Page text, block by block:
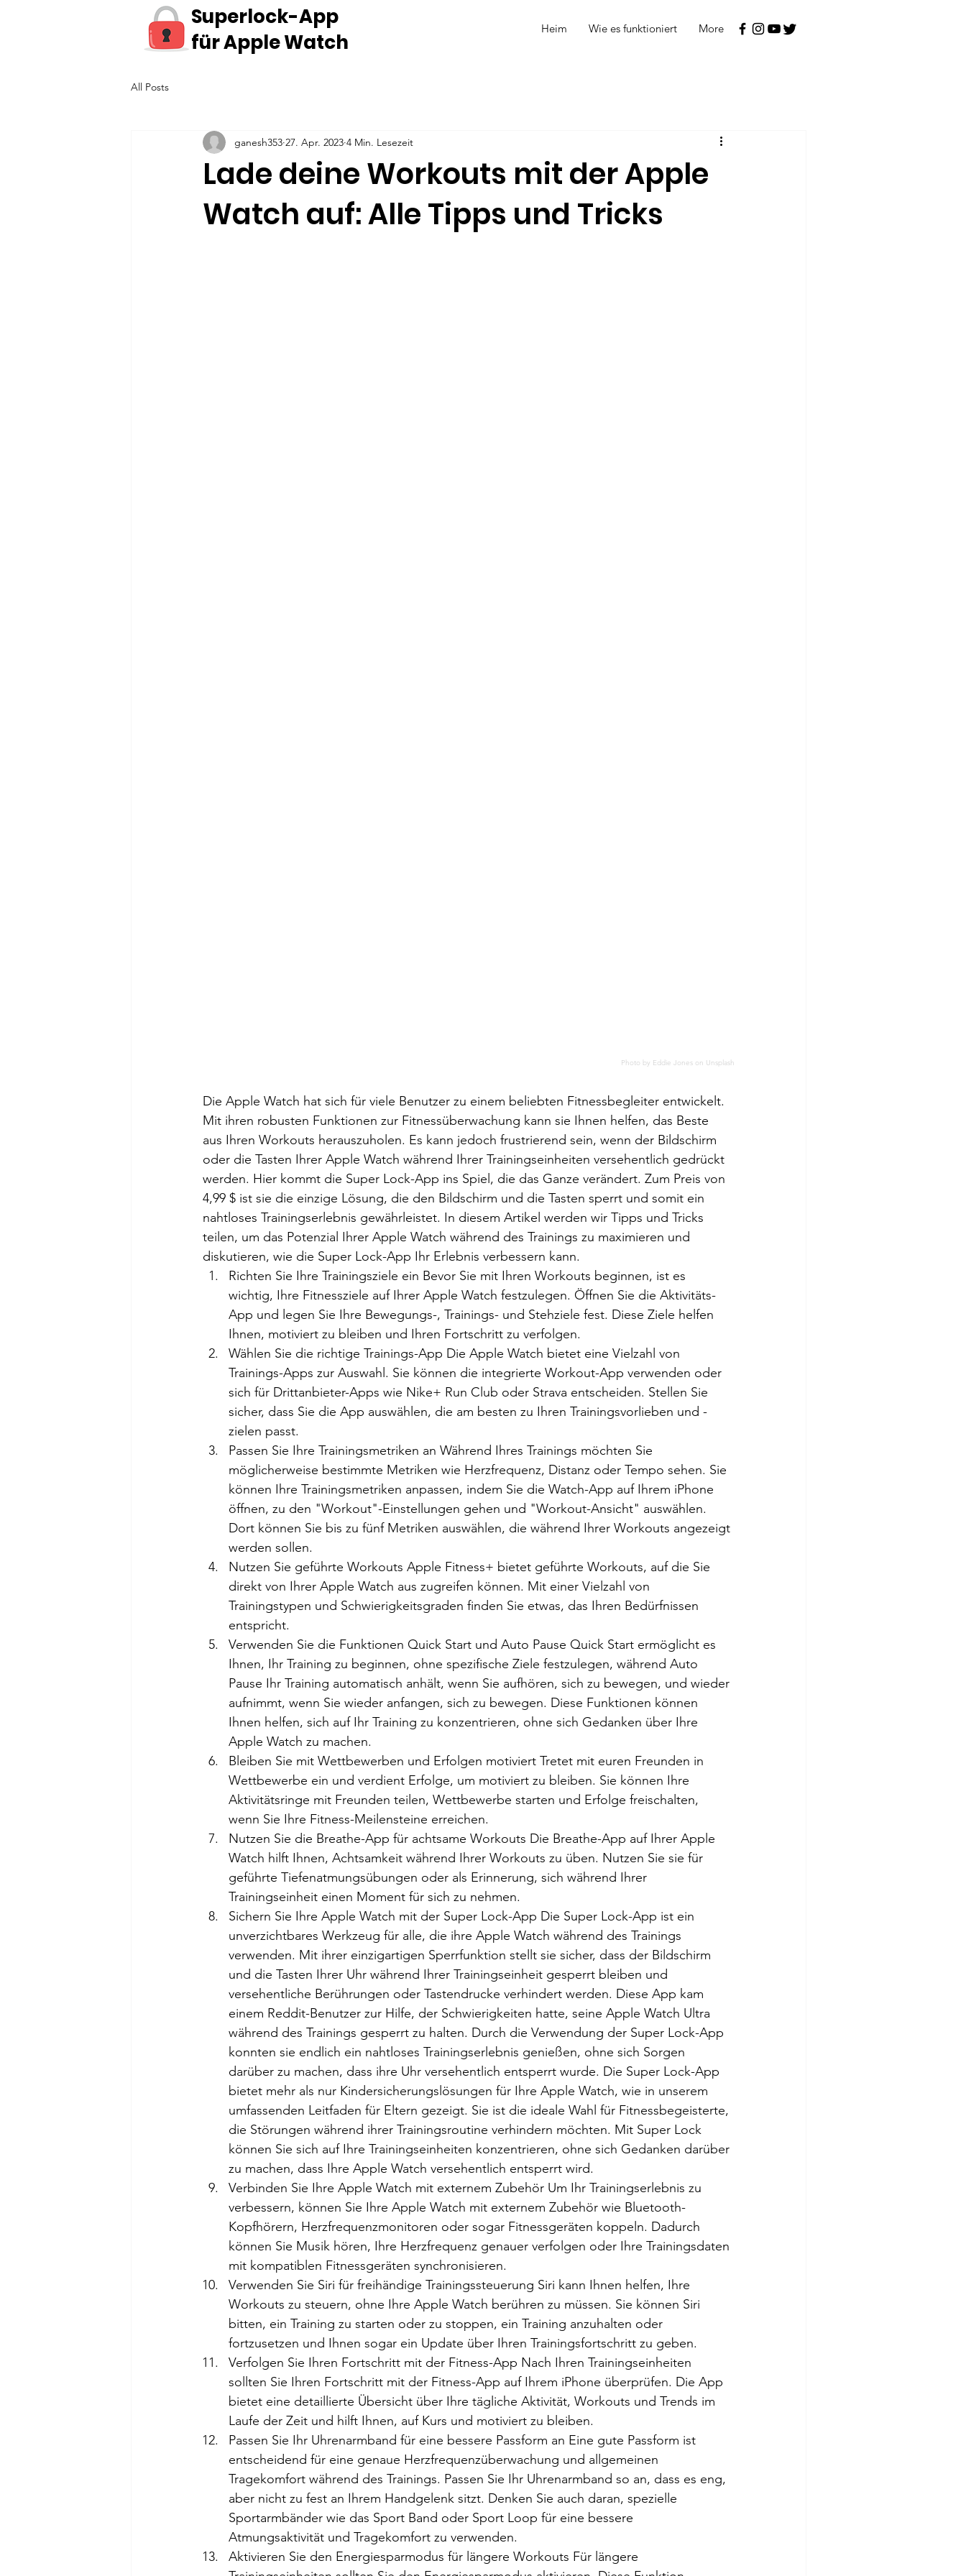
Superlock-App
für Apple Watch
Heim Wie es funktioniert More
All Posts
Lade deine Workouts mit der Apple
Watch auf: Alle Tipps und Tricks
ganesh353 27. Apr. 2023 4 Min. Lesezeit
Photo by Eddie Jones on Unsplash
Die Apple Watch hat sich für viele Benutzer zu einem beliebten Fitnessbegleiter entwickelt.
Mit ihren robusten Funktionen zur Fitnessüberwachung kann sie Ihnen helfen, das Beste
aus Ihren Workouts herauszuholen. Es kann jedoch frustrierend sein, wenn der Bildschirm
oder die Tasten Ihrer Apple Watch während Ihrer Trainingseinheiten versehentlich gedrückt
werden. Hier kommt die Super Lock-App ins Spiel, die das Ganze verändert. Zum Preis von
4,99 $ ist sie die einzige Lösung, die den Bildschirm und die Tasten sperrt und somit ein
nahtloses Trainingserlebnis gewährleistet. In diesem Artikel werden wir Tipps und Tricks
teilen, um das Potenzial Ihrer Apple Watch während des Trainings zu maximieren und
diskutieren, wie die Super Lock-App Ihr Erlebnis verbessern kann.
Richten Sie Ihre Trainingsziele ein Bevor Sie mit Ihren Workouts beginnen, ist es
wichtig, Ihre Fitnessziele auf Ihrer Apple Watch festzulegen. Öffnen Sie die Aktivitäts-
App und legen Sie Ihre Bewegungs-, Trainings- und Stehziele fest. Diese Ziele helfen
Ihnen, motiviert zu bleiben und Ihren Fortschritt zu verfolgen.
Wählen Sie die richtige Trainings-App Die Apple Watch bietet eine Vielzahl von
Trainings-Apps zur Auswahl. Sie können die integrierte Workout-App verwenden oder
sich für Drittanbieter-Apps wie Nike+ Run Club oder Strava entscheiden. Stellen Sie
sicher, dass Sie die App auswählen, die am besten zu Ihren Trainingsvorlieben und -
zielen passt.
Passen Sie Ihre Trainingsmetriken an Während Ihres Trainings möchten Sie
möglicherweise bestimmte Metriken wie Herzfrequenz, Distanz oder Tempo sehen. Sie
können Ihre Trainingsmetriken anpassen, indem Sie die Watch-App auf Ihrem iPhone
öffnen, zu den "Workout"-Einstellungen gehen und "Workout-Ansicht" auswählen.
Dort können Sie bis zu fünf Metriken auswählen, die während Ihrer Workouts angezeigt
werden sollen.
Nutzen Sie geführte Workouts Apple Fitness+ bietet geführte Workouts, auf die Sie
direkt von Ihrer Apple Watch aus zugreifen können. Mit einer Vielzahl von
Trainingstypen und Schwierigkeitsgraden finden Sie etwas, das Ihren Bedürfnissen
entspricht.
Verwenden Sie die Funktionen Quick Start und Auto Pause Quick Start ermöglicht es
Ihnen, Ihr Training zu beginnen, ohne spezifische Ziele festzulegen, während Auto
Pause Ihr Training automatisch anhält, wenn Sie aufhören, sich zu bewegen, und wieder
aufnimmt, wenn Sie wieder anfangen, sich zu bewegen. Diese Funktionen können
Ihnen helfen, sich auf Ihr Training zu konzentrieren, ohne sich Gedanken über Ihre
Apple Watch zu machen.
Bleiben Sie mit Wettbewerben und Erfolgen motiviert Tretet mit euren Freunden in
Wettbewerbe ein und verdient Erfolge, um motiviert zu bleiben. Sie können Ihre
Aktivitätsringe mit Freunden teilen, Wettbewerbe starten und Erfolge freischalten,
wenn Sie Ihre Fitness-Meilensteine erreichen.
Nutzen Sie die Breathe-App für achtsame Workouts Die Breathe-App auf Ihrer Apple
Watch hilft Ihnen, Achtsamkeit während Ihrer Workouts zu üben. Nutzen Sie sie für
geführte Tiefenatmungsübungen oder als Erinnerung, sich während Ihrer
Trainingseinheit einen Moment für sich zu nehmen.
Sichern Sie Ihre Apple Watch mit der Super Lock-App Die Super Lock-App ist ein
unverzichtbares Werkzeug für alle, die ihre Apple Watch während des Trainings
verwenden. Mit ihrer einzigartigen Sperrfunktion stellt sie sicher, dass der Bildschirm
und die Tasten Ihrer Uhr während Ihrer Trainingseinheit gesperrt bleiben und
versehentliche Berührungen oder Tastendrucke verhindert werden. Diese App kam
einem Reddit-Benutzer zur Hilfe, der Schwierigkeiten hatte, seine Apple Watch Ultra
während des Trainings gesperrt zu halten. Durch die Verwendung der Super Lock-App
konnten sie endlich ein nahtloses Trainingserlebnis genießen, ohne sich Sorgen
darüber zu machen, dass ihre Uhr versehentlich entsperrt wurde. Die Super Lock-App
bietet mehr als nur Kindersicherungslösungen für Ihre Apple Watch, wie in unserem
umfassenden Leitfaden für Eltern gezeigt. Sie ist die ideale Wahl für Fitnessbegeisterte,
die Störungen während ihrer Trainingsroutine verhindern möchten. Mit Super Lock
können Sie sich auf Ihre Trainingseinheiten konzentrieren, ohne sich Gedanken darüber
zu machen, dass Ihre Apple Watch versehentlich entsperrt wird.
Verbinden Sie Ihre Apple Watch mit externem Zubehör Um Ihr Trainingserlebnis zu
verbessern, können Sie Ihre Apple Watch mit externem Zubehör wie Bluetooth-
Kopfhörern, Herzfrequenzmonitoren oder sogar Fitnessgeräten koppeln. Dadurch
können Sie Musik hören, Ihre Herzfrequenz genauer verfolgen oder Ihre Trainingsdaten
mit kompatiblen Fitnessgeräten synchronisieren.
Verwenden Sie Siri für freihändige Trainingssteuerung Siri kann Ihnen helfen, Ihre
Workouts zu steuern, ohne Ihre Apple Watch berühren zu müssen. Sie können Siri
bitten, ein Training zu starten oder zu stoppen, ein Training anzuhalten oder
fortzusetzen und Ihnen sogar ein Update über Ihren Trainingsfortschritt zu geben.
Verfolgen Sie Ihren Fortschritt mit der Fitness-App Nach Ihren Trainingseinheiten
sollten Sie Ihren Fortschritt mit der Fitness-App auf Ihrem iPhone überprüfen. Die App
bietet eine detaillierte Übersicht über Ihre tägliche Aktivität, Workouts und Trends im
Laufe der Zeit und hilft Ihnen, auf Kurs und motiviert zu bleiben.
Passen Sie Ihr Uhrenarmband für eine bessere Passform an Eine gute Passform ist
entscheidend für eine genaue Herzfrequenzüberwachung und allgemeinen
Tragekomfort während des Trainings. Passen Sie Ihr Uhrenarmband so an, dass es eng,
aber nicht zu fest an Ihrem Handgelenk sitzt. Denken Sie auch daran, spezielle
Sportarmbänder wie das Sport Band oder Sport Loop für eine bessere
Atmungsaktivität und Tragekomfort zu verwenden.
Aktivieren Sie den Energiesparmodus für längere Workouts Für längere